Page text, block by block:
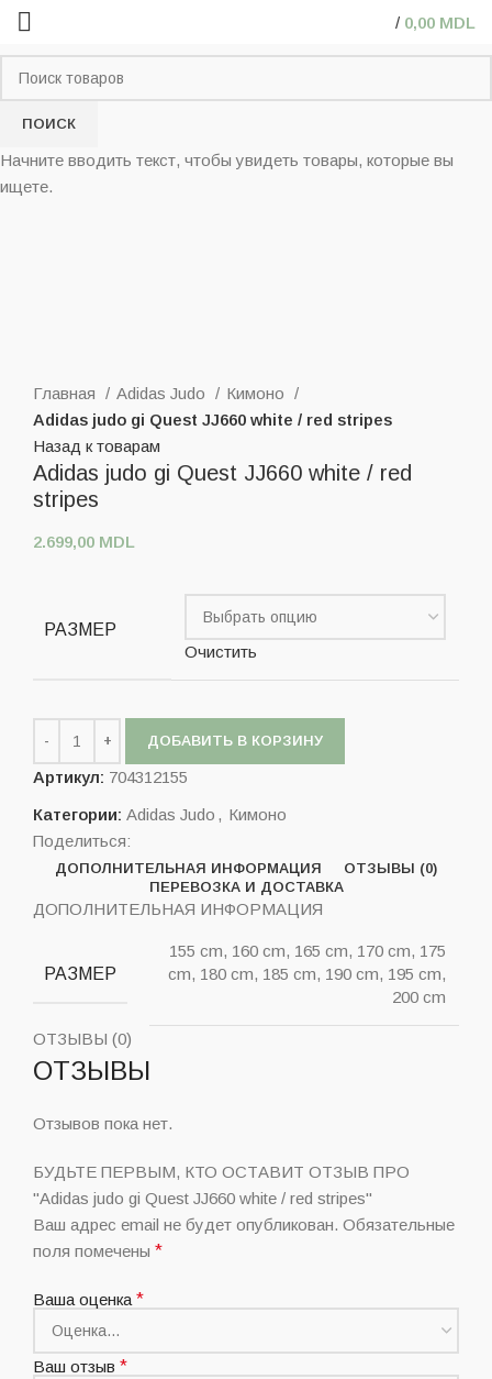
/ 0,00 MDL
Главная
Adidas Judo
Кимоно
Adidas judo gi Quest JJ660 white / red stripes
Назад к товарам
Adidas judo gi Quest JJ660 white / red
stripes
2.699,00 MDL
РАЗМЕР
Очистить
ДОБАВИТЬ В КОРЗИНУ
Артикул: 704312155
Категории: Adidas Judo , Кимоно
Поделиться:
ДОПОЛНИТЕЛЬНАЯ ИНФОРМАЦИЯ
ОТЗЫВЫ (0)
ПЕРЕВОЗКА И ДОСТАВКА
ДОПОЛНИТЕЛЬНАЯ ИНФОРМАЦИЯ
РАЗМЕР
155 cm, 160 cm, 165 cm, 170 cm, 175
cm, 180 cm, 185 cm, 190 cm, 195 cm,
200 cm
ОТЗЫВЫ (0)
ОТЗЫВЫ
Отзывов пока нет.
БУДЬТЕ ПЕРВЫМ, КТО ОСТАВИТ ОТЗЫВ ПРО
"Adidas judo gi Quest JJ660 white / red stripes"
Ваш адрес email не будет опубликован. Обязательные
поля помечены *
Ваша оценка *
Ваш отзыв *
ПОИСК
Начните вводить текст, чтобы увидеть товары, которые вы
ищете.